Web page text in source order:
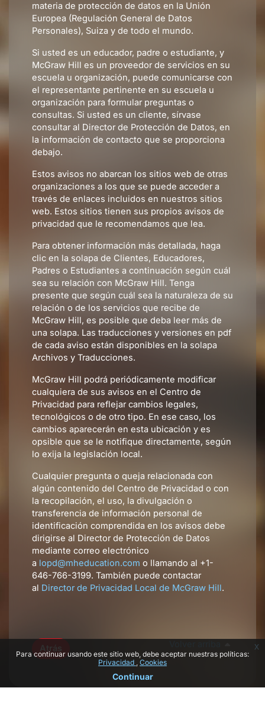
Para continuar usando este sitio web, debe aceptar nuestras políticas:
Privacidad Cookies
Continuar
x
materia de protección de datos en la Unión
Europea (Regulación General de Datos
Personales), Suiza y de todo el mundo.
Si usted es un educador, padre o estudiante, y
McGraw Hill es un proveedor de servicios en su
escuela u organización, puede comunicarse con
el representante pertinente en su escuela u
organización para formular preguntas o
consultas. Si usted es un cliente, sírvase
consultar al Director de Protección de Datos, en
la información de contacto que se proporciona
debajo.
Estos avisos no abarcan los sitios web de otras
organizaciones a los que se puede acceder a
través de enlaces incluidos en nuestros sitios
web. Estos sitios tienen sus propios avisos de
privacidad que le recomendamos que lea.
Para obtener información más detallada, haga
clic en la solapa de Clientes, Educadores,
Padres o Estudiantes a continuación según cuál
sea su relación con McGraw Hill. Tenga
presente que según cuál sea la naturaleza de su
relación o de los servicios que recibe de
McGraw Hill, es posible que deba leer más de
una solapa. Las traducciones y versiones en pdf
de cada aviso están disponibles en la solapa
Archivos y Traducciones.
McGraw Hill podrá periódicamente modificar
cualquiera de sus avisos en el Centro de
Privacidad para reflejar cambios legales,
tecnológicos o de otro tipo. En ese caso, los
cambios aparecerán en esta ubicación y es
opsible que se le notifique directamente, según
lo exija la legislación local.
Cualquier pregunta o queja relacionada con
algún contenido del Centro de Privacidad o con
la recopilación, el uso, la divulgación o
transferencia de información personal de
identificación comprendida en los avisos debe
dirigirse al Director de Protección de Datos
mediante correo electrónico
a lopd@mheducation.com o llamando al +1-
646-766-3199. También puede contactar
al Director de Privacidad Local de McGraw Hill.